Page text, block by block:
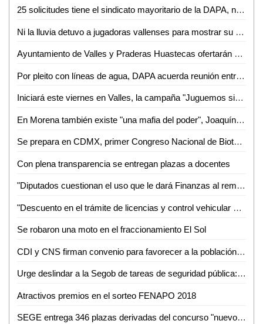
25 solicitudes tiene el sindicato mayoritario de la DAPA, no se ha autorizado ninguna
Ni la lluvia detuvo a jugadoras vallenses para mostrar su talento en prácticas del Cruz Azul
Ayuntamiento de Valles y Praderas Huastecas ofertarán este miércoles 35 vacantes para operarios de Rastro
Por pleito con líneas de agua, DAPA acuerda reunión entre antorchistas y "La Tigra"
Iniciará este viernes en Valles, la campaña "Juguemos sin Violencia".
En Morena también existe "una mafia del poder", Joaquín Muñoz
Se prepara en CDMX, primer Congreso Nacional de Bioturbosina
Con plena transparencia se entregan plazas a docentes
"Diputados cuestionan el uso que le dará Finanzas al remanente del recurso de Gestoría Institucional", Cardona Mireles
"Descuento en el trámite de licencias y control vehicular debe de ser aplicado en todas las cajas recaudadoras", Jesús Cardona
Se robaron una moto en el fraccionamiento El Sol
CDI y CNS firman convenio para favorecer a la población indígena privada de la libertad
Urge deslindar a la Segob de tareas de seguridad pública: Coparmex
Atractivos premios en el sorteo FENAPO 2018
SEGE entrega 346 plazas derivadas del concurso "nuevo ingreso"